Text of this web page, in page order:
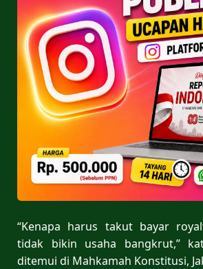
“Kenapa harus takut bayar
tidak bikin usaha bangkrut,”
ditemui di Mahkamah Konstitusi,